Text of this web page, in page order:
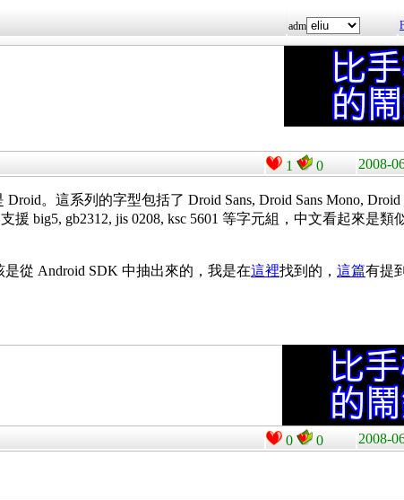
adm
1 0 2008-
Droid。這系列的字型包括了 Droid Sans, Droid Sans Mono, Droid
援 big5, gb2312, jis 0208, ksc 5601 等字元組，中文看起來是類
是從 Android SDK 中抽出來的，我是在這裡找到的， 這篇有提
0 0 2008-